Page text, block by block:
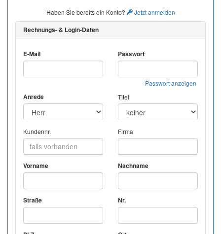
Haben Sie bereits ein Konto? Jetzt anmelden
Rechnungs- & Login-Daten
E-Mail Passwort
Passwort anzeigen
Anrede Titel
Kundennr. Firma
Vorname Nachname
Straße Nr.